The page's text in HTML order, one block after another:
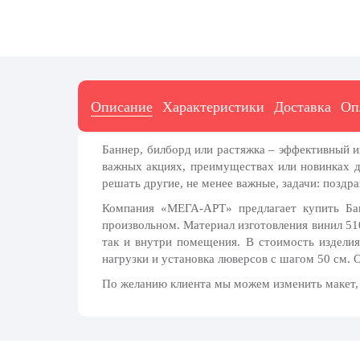
10 ноября, День сотрудника органов
19 ноября, День Ракетных Войск и
Артиллерии
День матери (последнее воскресенье
ноября)
5 декабря, День начала
контрнаступления советских войск
борьбы с коррупцией
Описание Характеристики Доставка
Баннер, билборд или растяжка – эффективный
важных акциях, преимуществах или новинках
решать другие, не менее важные, задачи:
Компания «МЕГА-АРТ» предлагает купить
произвольном. Материал изготовления винил
так и внутри помещения. В стоимость
нагрузки и установка люверсов с шагом 50 см.
По желанию клиента мы можем изменить макет,